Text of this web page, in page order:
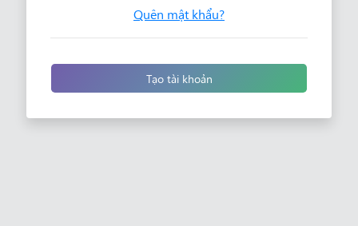
Quên mật khẩu?
Tạo tài khoản